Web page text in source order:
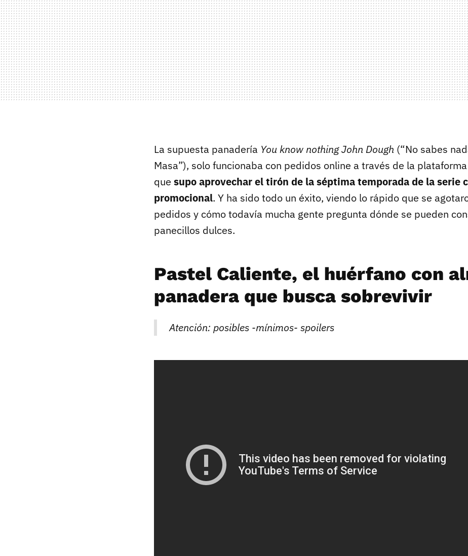
La supuesta panadería You know nothing John Dough (“No sabes
Masa”), solo funcionaba con pedidos online a través de la plataforma
que supo aprovechar el tirón de la séptima temporada de la serie
promocional. Y ha sido todo un éxito, viendo lo rápido que se
pedidos y cómo todavía mucha gente pregunta dónde se pueden
panecillos dulces.
Pastel Caliente, el huérfano con
panadera que busca sobrevivir
Atención: posibles -mínimos- spoilers